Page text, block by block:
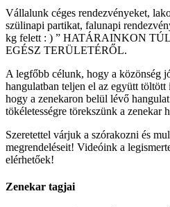
Vállalunk céges rendezvényeket,
szülinapi partikat, falunapi
kg felett : ) ” HATÁRAINKON
EGÉSZ TERÜLETÉRŐL.
A legfőbb célunk, hogy a közönség
hangulatban teljen el az együtt
hogy a zenekaron belül lévő
tökéletességre törekszünk a zenekar
Szeretettel várjuk a szórakozni és
megrendeléseit! Videóink a
elérhetőek!
Zenekar tagjai